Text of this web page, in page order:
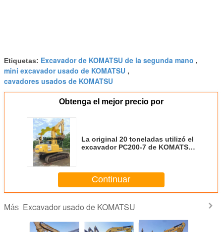
Etiquetas: Excavador de KOMATSU de la segunda mano ,
mini excavador usado de KOMATSU ,
cavadores usados de KOMATSU
Obtenga el mejor precio por
La original 20 toneladas utilizó el
excavador PC200-7 de KOMATSU
Continuar
Más Excavador usado de KOMATSU